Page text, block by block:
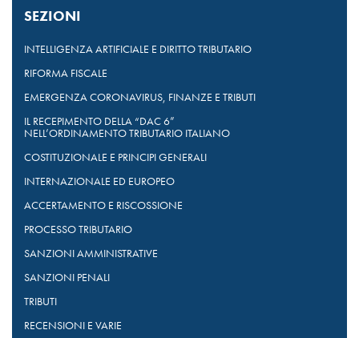
SEZIONI
INTELLIGENZA ARTIFICIALE E DIRITTO TRIBUTARIO
RIFORMA FISCALE
EMERGENZA CORONAVIRUS, FINANZE E TRIBUTI
IL RECEPIMENTO DELLA “DAC 6”
NELL’ORDINAMENTO TRIBUTARIO ITALIANO
COSTITUZIONALE E PRINCIPI GENERALI
INTERNAZIONALE ED EUROPEO
ACCERTAMENTO E RISCOSSIONE
PROCESSO TRIBUTARIO
SANZIONI AMMINISTRATIVE
SANZIONI PENALI
TRIBUTI
RECENSIONI E VARIE